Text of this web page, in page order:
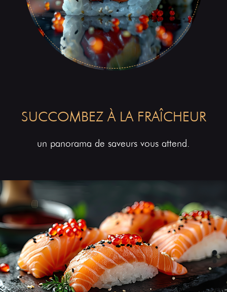
SUCCOMBEZ À LA FRAÎCHEUR
un panorama de saveurs vous attend.